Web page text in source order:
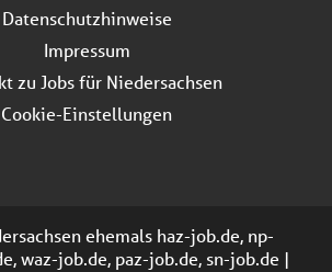
Datenschutzhinweise
Impressum
zu Jobs für Niedersachsen
Cookie-Einstellungen
ehemals haz-job.de, np-
waz-job.de, paz-job.de, sn-job.de |